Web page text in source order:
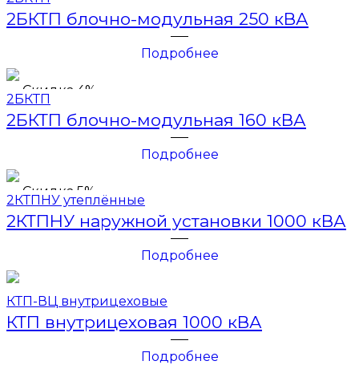
2БКТП блочно-модульная 250 кВА
Подробнее
Скидка 4%
2БКТП
2БКТП блочно-модульная 160 кВА
Подробнее
Скидка 5%
2КТПНУ утеплённые
2КТПНУ наружной установки 1000 кВА
Подробнее
КТП-ВЦ внутрицеховые
КТП внутрицеховая 1000 кВА
Подробнее